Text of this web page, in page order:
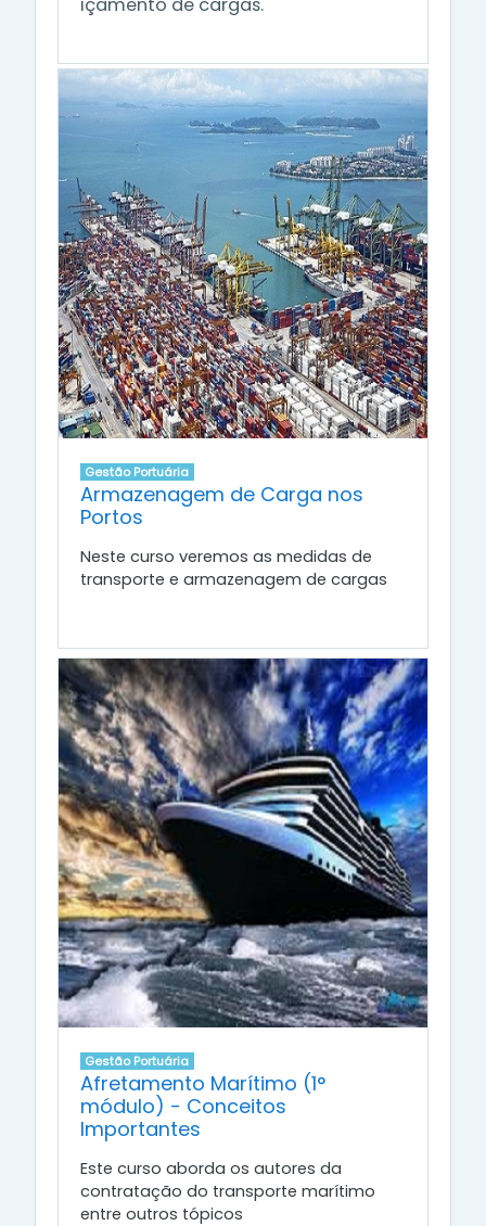
Gestão Portuária
Armazenagem de Carga nos
Portos
Neste curso veremos as medidas de
transporte e armazenagem de cargas
Gestão Portuária
Afretamento Marítimo (1°
módulo) - Conceitos
Importantes
Este curso aborda os autores da
contratação do transporte marítimo
entre outros tópicos